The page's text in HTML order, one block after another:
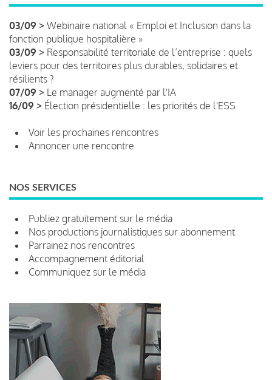
03/09 > Webinaire national « Emploi et Inclusion dans la
fonction publique hospitalière »
03/09 > Responsabilité territoriale de l’entreprise : quels
leviers pour des territoires plus durables, solidaires et
résilients ?
07/09 > Le manager augmenté par l'IA
16/09 > Élection présidentielle : les priorités de l'ESS
Voir les prochaines rencontres
Annoncer une rencontre
NOS SERVICES
Publiez gratuitement sur le média
Nos productions journalistiques sur abonnement
Parrainez nos rencontres
Accompagnement éditorial
Communiquez sur le média